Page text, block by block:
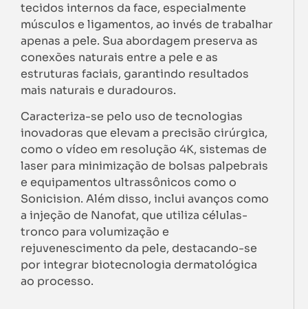
tecidos internos da face, especialmente
músculos e ligamentos, ao invés de trabalhar
apenas a pele. Sua abordagem preserva as
conexões naturais entre a pele e as
estruturas faciais, garantindo resultados
mais naturais e duradouros.
Caracteriza-se pelo uso de tecnologias
inovadoras que elevam a precisão cirúrgica,
como o vídeo em resolução 4K, sistemas de
laser para minimização de bolsas palpebrais
e equipamentos ultrassônicos como o
Sonicision. Além disso, inclui avanços como
a injeção de Nanofat, que utiliza células-
tronco para volumização e
rejuvenescimento da pele, destacando-se
por integrar biotecnologia dermatológica
ao processo.